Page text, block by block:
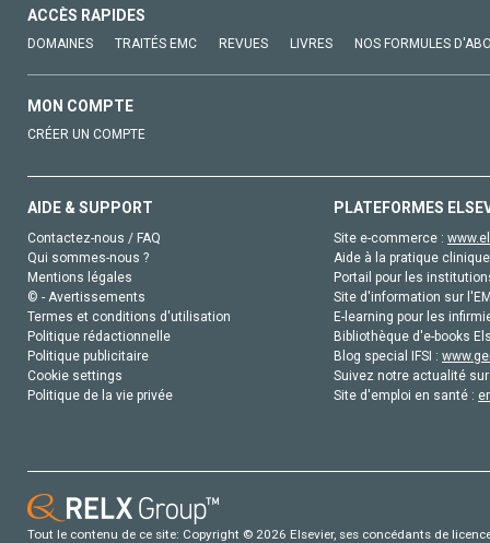
ACCÈS RAPIDES
DOMAINES TRAITÉS EMC REVUES LIVRES NOS FORMULES
MON COMPTE
CRÉER UN COMPTE
AIDE & SUPPORT
Contactez-nous / FAQ
Qui sommes-nous ?
Mentions légales
© - Avertissements
Termes et conditions d'utilisation
Politique rédactionnelle
Politique publicitaire
Cookie settings
Politique de la vie privée
PLATEFORMES
Site e-commerce :
Aide à la pratique
Portail pour les
Site d'information sur
E-learning pour les
Bibliothèque d'e-books
Blog special IFSI :
Suivez notre actualité
Site d'emploi en santé :
Tout le contenu de ce site: Copyright © 2026 Elsevier, ses concédants de